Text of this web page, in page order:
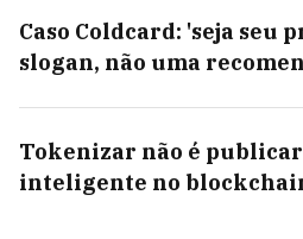
Caso Coldcard: 'seja seu
slogan, não uma
Tokenizar não é
inteligente no